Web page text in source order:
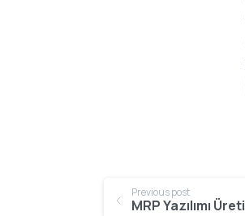
Continue
Previous post